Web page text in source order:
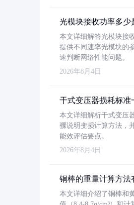
光模块接收功率多少
本文详细解答光模块接
提供不同速率光模块的
速判断网络性能问题。
2026年8月4日
干式变压器损耗标准
本文详细解析干式变压
骤说明变损计算方法，
能效评估要点。
2026年8月4日
铜棒的重量计算方法
本文详细介绍了铜棒和